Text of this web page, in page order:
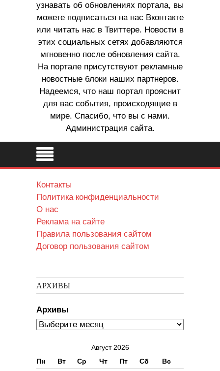
узнавать об обновлениях портала, вы
можете подписаться на нас Вконтакте
или читать нас в Твиттере. Новости в
этих социальных сетях добавляются
мгновенно после обновления сайта.
На портале присутствуют рекламные
новостные блоки наших партнеров.
Надеемся, что наш портал прояснит
для вас события, происходящие в
мире. Спасибо, что вы с нами.
Администрация сайта.
Контакты
Политика конфиденциальности
О нас
Реклама на сайте
Правила пользования сайтом
Договор пользования сайтом
АРХИВЫ
Архивы
Август 2026
Пн
Вт Ср Чт Пт Сб Вс